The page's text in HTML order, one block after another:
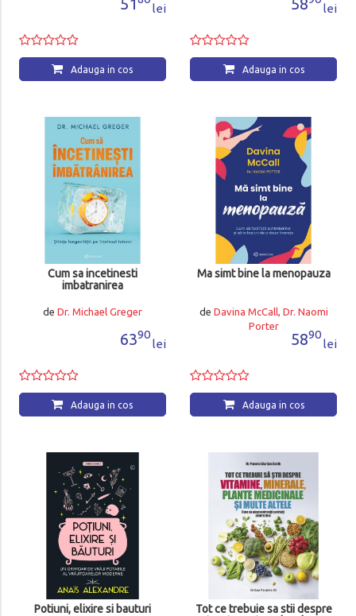
lei
Adauga in cos
lei
Adauga in cos
Cum sa incetinesti
imbatranirea
de Dr. Michael Greger
6390
lei
Adauga in cos
Ma simt bine la menopauza
de Davina McCall, Dr. Naomi
Porter
5890
lei
Adauga in cos
Potiuni, elixire si bauturi
Tot ce trebuie sa stii despre